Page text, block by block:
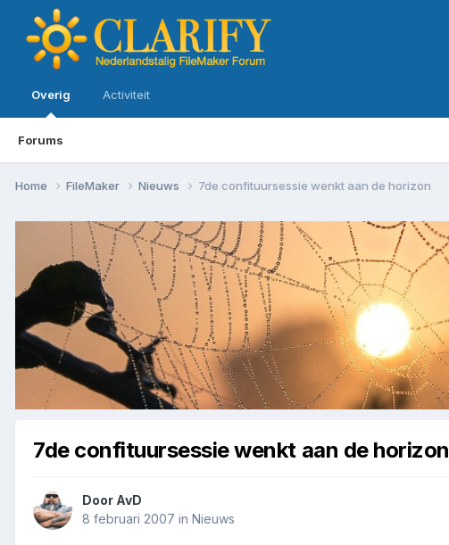
Overig
Forums
Activiteit
Home FileMaker Nieuws 7de confituursessie wenkt aan de horizon
7de confituursessie wenkt aan de horizon
Door AvD
8 februari 2007 in Nieuws